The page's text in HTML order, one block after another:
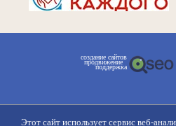
создание сайтов
продвижение
поддержка
Этот сайт использует сервис веб-